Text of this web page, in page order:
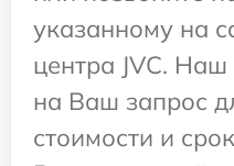
указанному на
центра JVC. Наш
на Ваш запрос
стоимости и